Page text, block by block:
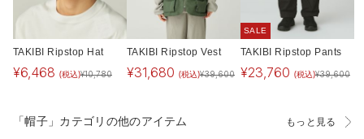
TAKIBI Ripstop Hat
¥6,468 (税込)¥10,780
TAKIBI Ripstop Vest
¥31,680 (税込)¥39,600
SALE
TAKIBI Ripstop Pants
¥23,760 (税込)¥39,600
「帽子」カテゴリの他のアイテム もっと見る